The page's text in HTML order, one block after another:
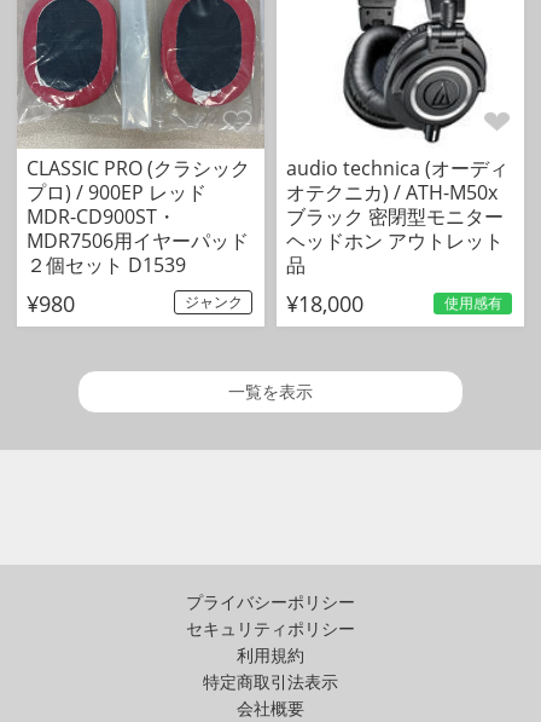
CLASSIC PRO (クラシック
プロ) / 900EP レッド
MDR-CD900ST・
MDR7506用イヤーパッド
２個セット D1539
¥980 ジャンク
audio technica (オーディ
オテクニカ) / ATH-M50x
ブラック 密閉型モニター
ヘッドホン アウトレット
品
¥18,000 使用感有
一覧を表示
プライバシーポリシー
セキュリティポリシー
利用規約
特定商取引法表示
会社概要